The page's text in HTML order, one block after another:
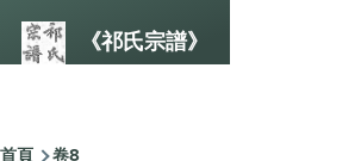
《祁氏宗譜》
首頁 卷8